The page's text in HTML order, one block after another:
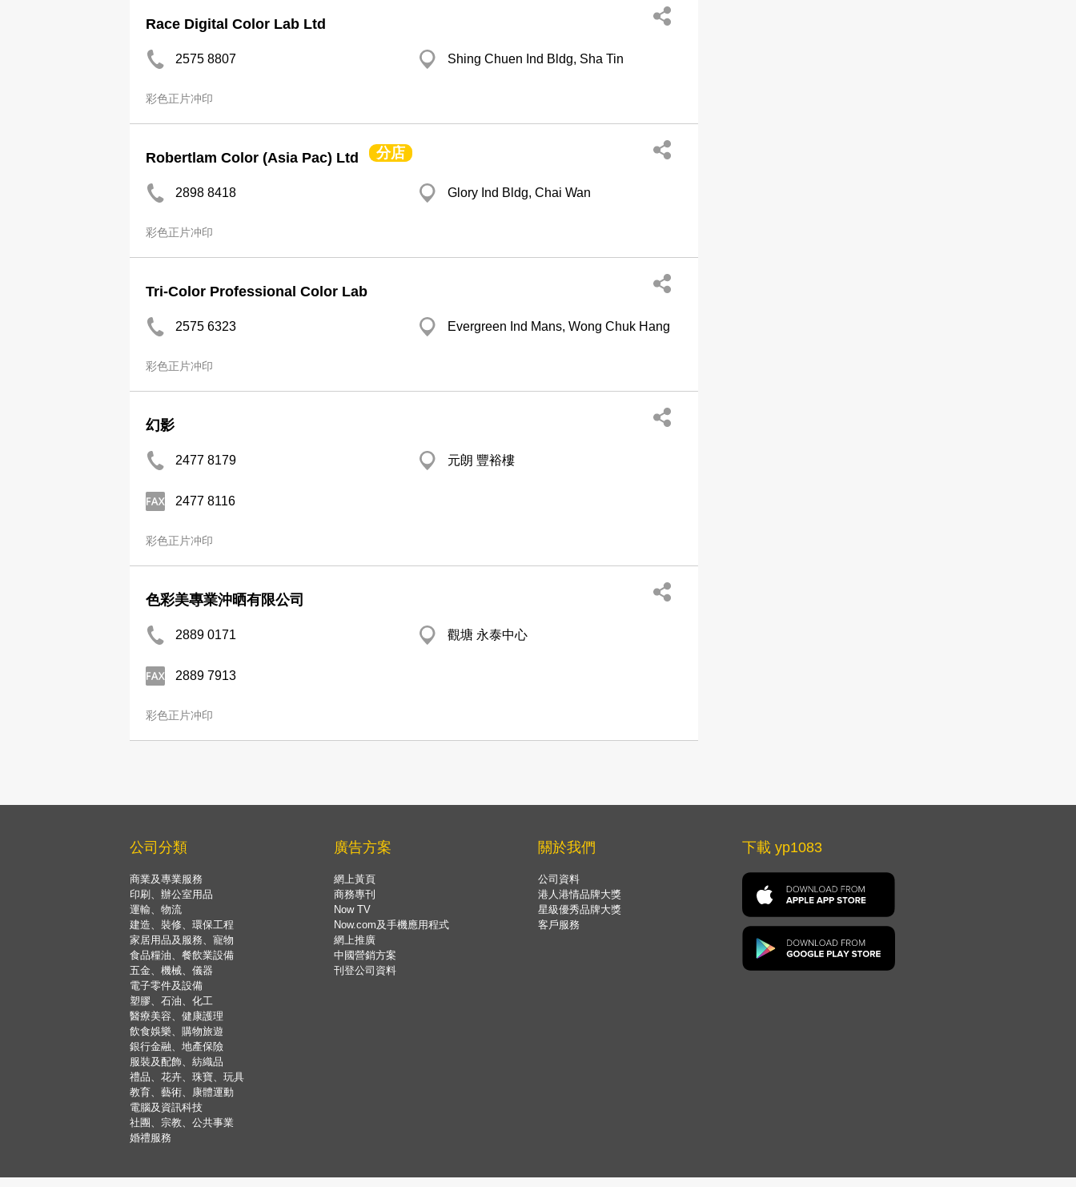
Race Digital Color Lab Ltd
2575 8807 Shing Chuen Ind Bldg, Sha Tin
彩色正片冲印
Robertlam Color (Asia Pac) Ltd 分店
2898 8418 Glory Ind Bldg, Chai Wan
彩色正片冲印
Tri-Color Professional Color Lab
2575 6323 Evergreen Ind Mans, Wong Chuk Hang
彩色正片冲印
幻影
2477 8179 元朗 豐裕樓
2477 8116
彩色正片冲印
色彩美專業沖晒有限公司
2889 0171 觀塘 永泰中心
2889 7913
彩色正片冲印
公司分類
商業及專業服務
印刷、辦公室用品
運輸、物流
建造、裝修、環保工程
家居用品及服務、寵物
食品糧油、餐飲業設備
五金、機械、儀器
電子零件及設備
塑膠、石油、化工
醫療美容、健康護理
飲食娛樂、購物旅遊
銀行金融、地產保險
服裝及配飾、紡織品
禮品、花卉、珠寶、玩具
教育、藝術、康體運動
電腦及資訊科技
社團、宗教、公共事業
婚禮服務
廣告方案
網上黃頁
商務專刊
Now TV
Now.com及手機應用程式
網上推廣
中國營銷方案
刊登公司資料
關於我們
公司資料
港人港情品牌大獎
星級優秀品牌大獎
客戶服務
下載 yp1083